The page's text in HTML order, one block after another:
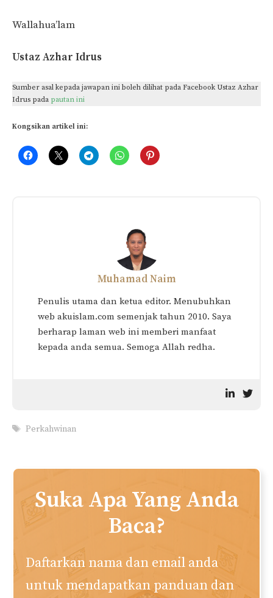
Wallahua’lam
Ustaz Azhar Idrus
Sumber asal kepada jawapan ini boleh dilihat pada Facebook Ustaz Azhar
Idrus pada pautan ini
Kongsikan artikel ini:
Amalan Ibu Mengandung
Terbaik Cara Islam dalam
Tempoh 9 Bulan
21 Himpunan Doa Keluarga
Bahagia Untuk Suami Isteri
SUNAT MUAKKAD:
Maksud & Contoh Sunat
Muhamad Naim
Penulis utama dan ketua editor. Menubuhkan
web akuislam.com semenjak tahun 2010. Saya